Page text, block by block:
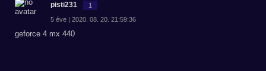
pisti231 1
5 éve | 2020. 08. 20. 21:59:36
geforce 4 mx 440